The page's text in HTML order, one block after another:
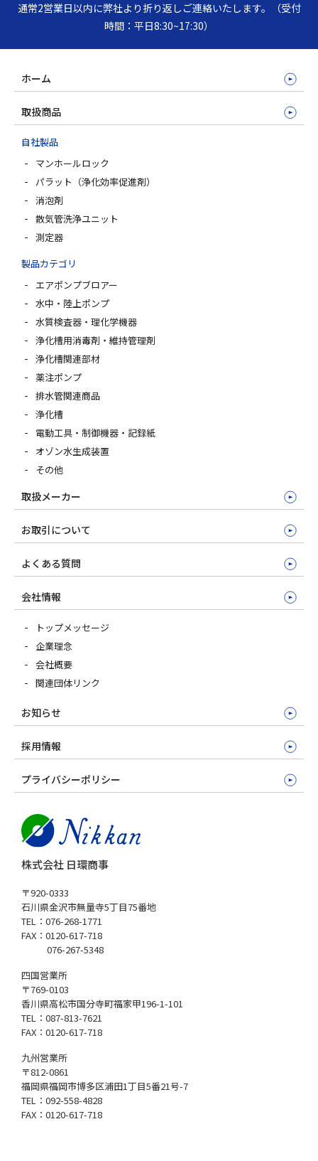
通常2営業日以内に弊社より折り返しご連絡いたします。（受付
時間：平日8:30~17:30）
株式会社 日環商事
〒920-0333
石川県金沢市無量寺5丁目75番地
TEL：076-268-1771
FAX：0120-617-718
076-267-5348
四国営業所
〒769-0103
香川県高松市国分寺町福家甲196-1-101
TEL：087-813-7621
FAX：0120-617-718
九州営業所
〒812-0861
福岡県福岡市博多区浦田1丁目5番21号-7
TEL：092-558-4828
FAX：0120-617-718
ホーム
取扱商品
自社製品
マンホールロック
パラット（浄化効率促進剤）
消泡剤
散気管洗浄ユニット
測定器
製品カテゴリ
エアポンプブロアー
水中・陸上ポンプ
水質検査器・理化学機器
浄化槽用消毒剤・維持管理剤
浄化槽関連部材
薬注ポンプ
排水管関連商品
浄化槽
電動工具・制御機器・記録紙
オゾン水生成装置
その他
取扱メーカー
お取引について
よくある質問
会社情報
トップメッセージ
企業理念
会社概要
関連団体リンク
お知らせ
採用情報
プライバシーポリシー